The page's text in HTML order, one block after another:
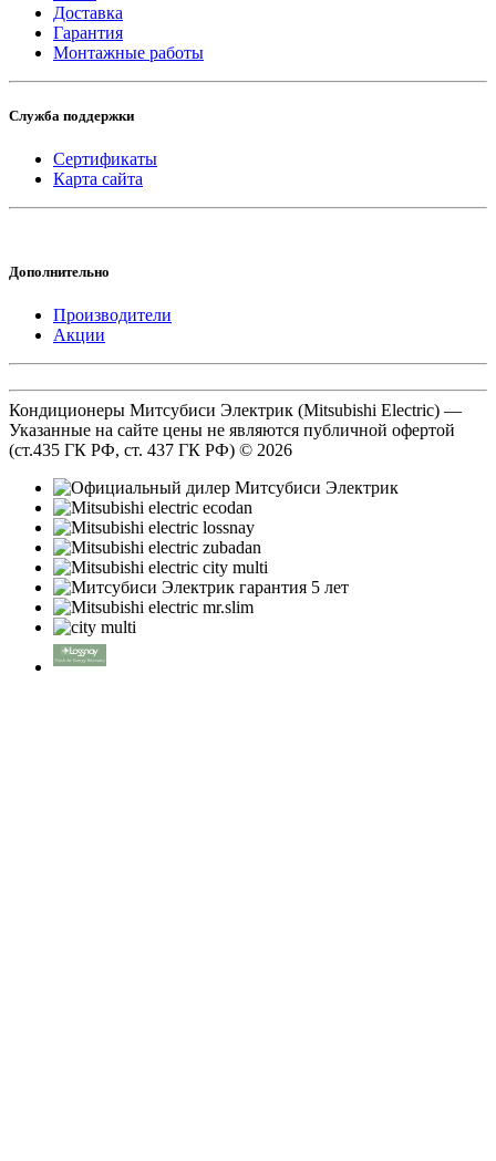
Доставка
Гарантия
Монтажные работы
Служба поддержки
Сертификаты
Карта сайта
Дополнительно
Производители
Акции
Кондиционеры Митсубиси Электрик (Mitsubishi Electric) —
Указанные на сайте цены не являются публичной офертой
(ст.435 ГК РФ, cт. 437 ГК РФ) © 2026